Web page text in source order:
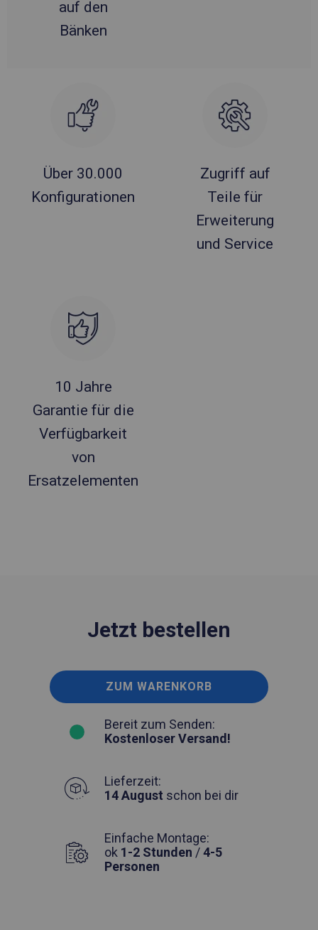
auf den
Bänken
Über 30.000
Konfigurationen
Zugriff auf
Teile für
Erweiterung
und Service
10 Jahre
Garantie für die
Verfügbarkeit
von
Ersatzelementen
Jetzt bestellen
ZUM WARENKORB
Bereit zum Senden:
Kostenloser Versand!
Lieferzeit:
14 August schon bei dir
Einfache Montage:
ok 1-2 Stunden /4-5
Personen